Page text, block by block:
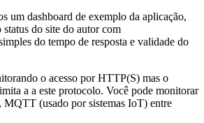
um dashboard de exemplo da aplicação,
status do site do autor com
do tempo de resposta e validade do
o acesso por HTTP(S) mas o
a a este protocolo. Você pode monitorar
(usado por sistemas IoT) entre